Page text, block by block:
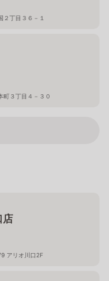
２丁目３６－１
町３丁目４－３０
店
アリオ川口2F